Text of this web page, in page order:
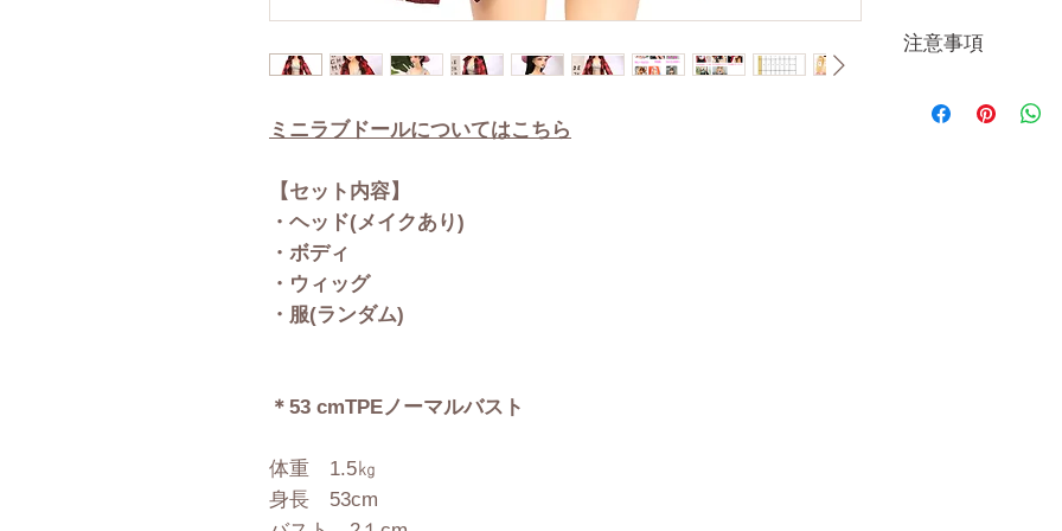
ミニラブドールについてはこちら
【セット内容】
・ヘッド(メイクあり)
・ボディ
・ウィッグ
・服(ランダム)
＊53 cmTPEノーマルバスト
体重 1.5㎏
身長 53cm
注意事項
ので、商品によ